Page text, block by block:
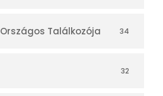
Találkozója 34
32